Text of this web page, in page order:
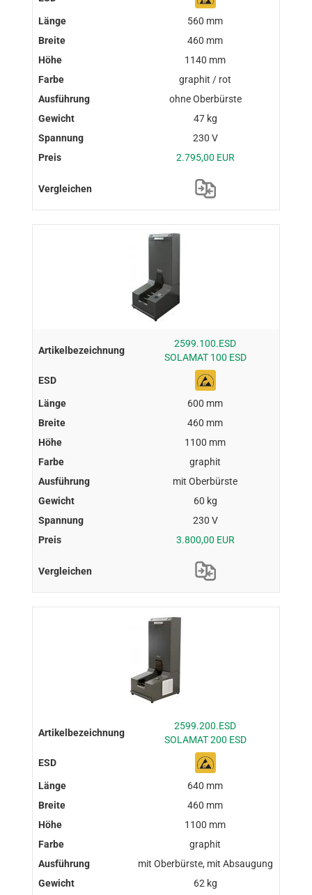
560 mm
460 mm
1140 mm
graphit / rot
ohne Oberbürste
47 kg
230 V
2.795,00 EUR
2599.100.ESD
SOLAMAT 100 ESD
600 mm
460 mm
1100 mm
graphit
mit Oberbürste
60 kg
230 V
3.800,00 EUR
2599.200.ESD
SOLAMAT 200 ESD
640 mm
460 mm
1100 mm
graphit
mit Oberbürste, mit Absaugung
62 kg